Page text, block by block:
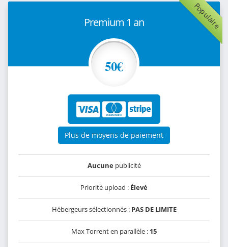
Populaire
Premium 1 an
50€
Plus de moyens de paiement
Aucunepublicité
Priorité upload : Élevé
Hébergeurs sélectionnés : PAS DE LIMITE
Max Torrent en parallèle : 15